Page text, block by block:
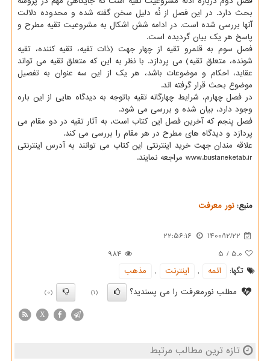
بحث دارد. در این فصل از نُه دلیل سخن گفته شده و محدوده دلالت
آنها بررسی شده است. در ادامه شش اشکال به مشروعیت تقیه مطرح و
پاسخ هر یک بیان گردیده است.
فصل سوم به قلمرو تقیه از چهار جهت (ذات تقیه، تقیه کننده، تقیه
شونده، متعلق تقیه) می پردازد. با نظر به این که متعلق تقیه می تواند
عقاید، احکام و موضوعات باشد، هر یک از این سه عنوان به تفصیل
موضوع بحث قرار گرفته اند.
در فصل چهارم، شرایط چهارگانه تقیه باتوجه به دیدگاه هایی از این باره
وجود دارد، بیان شده و بررسی می شود.
فصل پنجم که آخرین فصل این کتاب است، به آثار تقیه در دو مقام می
پردازد و دیدگاه های مطرح در هر مقام را بررسی می کند.
علاقه مندان جهت خرید اینترنتی این کتاب می توانند به آدرس اینترنتی
www.bustaneketab.ir مراجعه نمایند.
منبع:نور معرفت
1400/12/22
22:56:16
5.0
/
5
984
تگها:
ائمه , اینترنت ,
مذهب
مطلب نورمعرفت را می پسندید؟
(1)
(0)
X
تازه ترین مطالب مرتبط